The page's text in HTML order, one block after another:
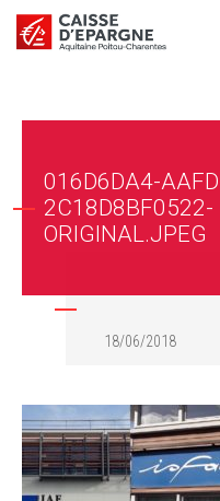
016D6DA4-
2C18D8BF0522-
ORIGINAL.JPEG
18/06/2018